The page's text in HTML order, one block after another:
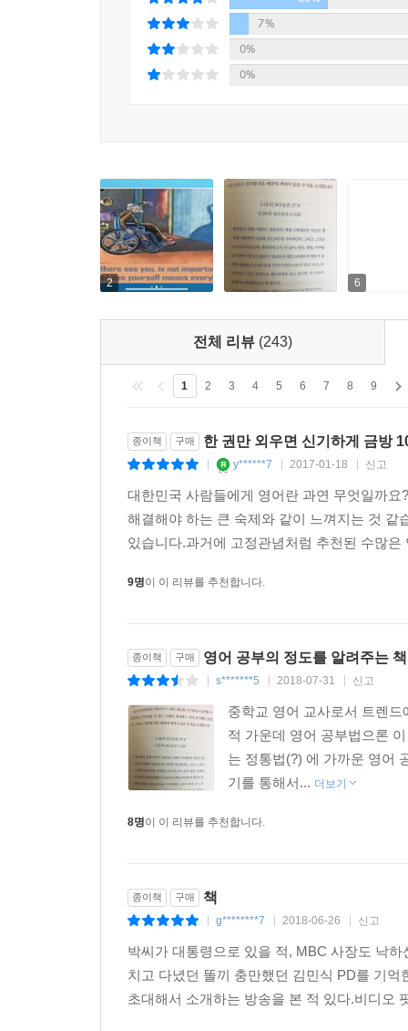
7%
0%
0%
2 6
전체 리뷰 (243)
1 2 3 4 5 6 7 8 9
종이책 구매 한 권만 외우면 신기하게 금방
y******7 2017-01-18 신고
대한민국 사람들에게 영어란 과연 무엇일까
해결해야 하는 큰 숙제와 같이 느껴지는 것
있습니다.과거에 고정관념처럼 추천된 수많
9명이 이 리뷰를 추천합니다.
종이책 구매 영어 공부의 정도를 알려주는
s*******5 2018-07-31 신고
중학교 영어 교사로서 트렌
적 가운데 영어 공부법으론
는 정통법(?) 에 가까운 영어
기를 통해서... 더보기
8명이 이 리뷰를 추천합니다.
종이책 구매 책
g********7 2018-06-26 신고
박씨가 대통령으로 있을 적, MBC 사장도 낙
치고 다녔던 똘끼 충만했던 김민식 PD를 기
초대해서 소개하는 방송을 본 적 있다.비디오